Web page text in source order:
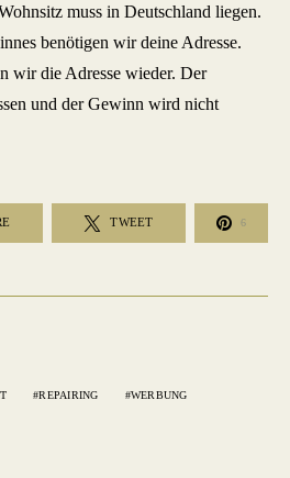
muss in Deutschland liegen.
benötigen wir deine Adresse.
wir die Adresse wieder. Der
und der Gewinn wird nicht
TWEET 6
REPAIRING WERBUNG